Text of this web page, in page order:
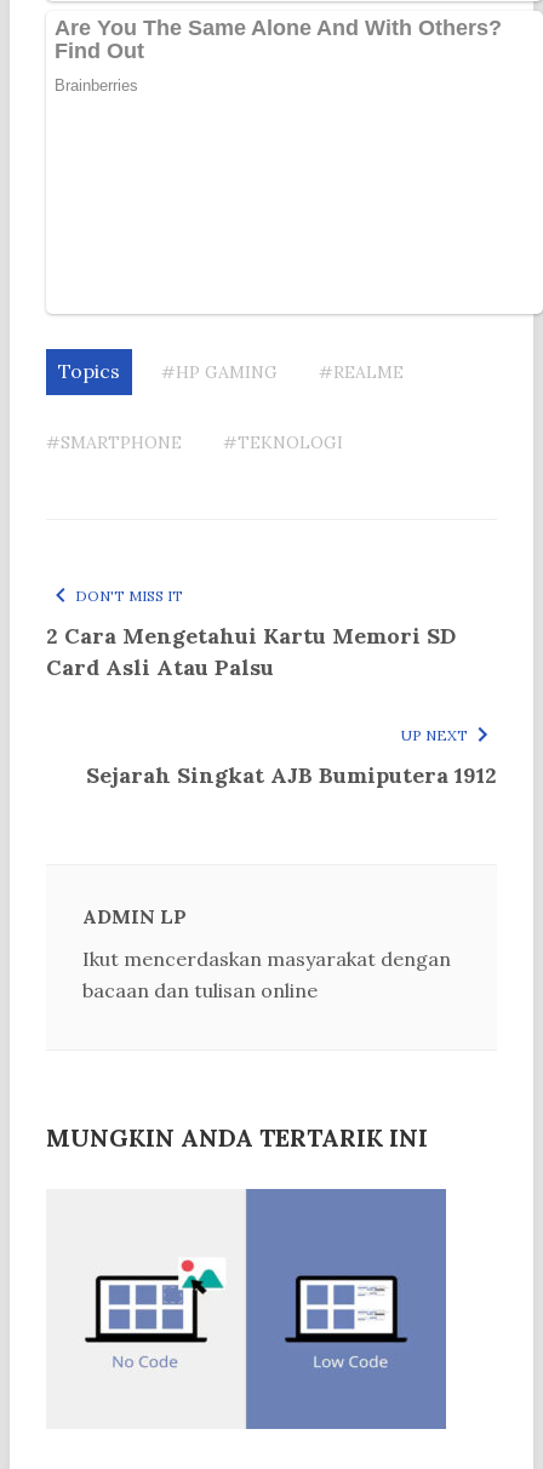
Topics #HP GAMING #REALME
#SMARTPHONE #TEKNOLOGI
DON'T MISS IT
2 Cara Mengetahui Kartu Memori SD
Card Asli Atau Palsu
UP NEXT
Sejarah Singkat AJB Bumiputera 1912
ADMIN LP
Ikut mencerdaskan masyarakat dengan
bacaan dan tulisan online
MUNGKIN ANDA TERTARIK INI